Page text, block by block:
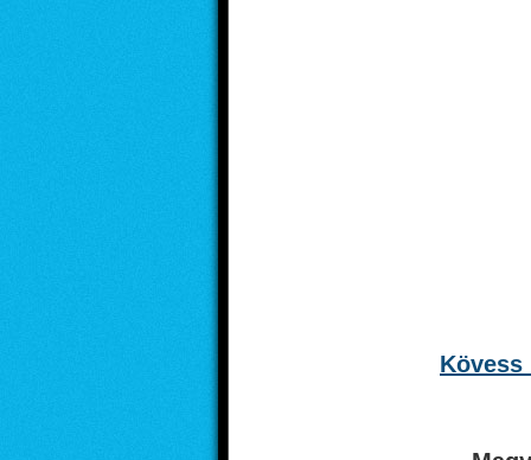
Kövess